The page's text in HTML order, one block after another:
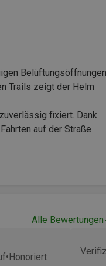
Belüftungsöffnungen
Trails zeigt der Helm
fixiert. Dank
auf der Straße
Alle Bewertungen
Honoriert